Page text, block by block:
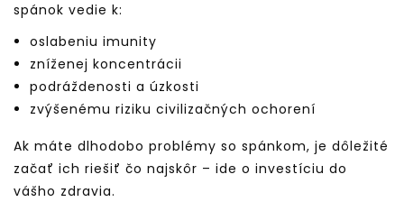
spánok vedie k:
oslabeniu imunity
zníženej koncentrácii
podráždenosti a úzkosti
zvýšenému riziku civilizačných ochorení
Ak máte dlhodobo problémy so spánkom, je dôležité
začať ich riešiť čo najskôr – ide o investíciu do
vášho zdravia.